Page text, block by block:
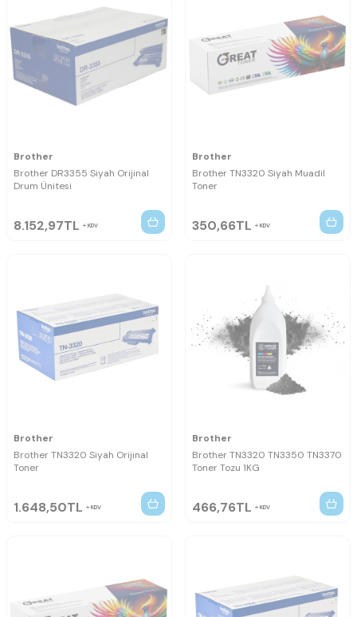
Brother
Brother DR3355 Siyah Orijinal
Drum Ünitesi
8.152,97TL KDV
Brother
Brother TN3320 Siyah Muadil
Toner
350,66TL KDV
Brother
Brother TN3320 Siyah Orijinal
Toner
1.648,50TL KDV
Brother
Brother TN3320 TN3350 TN3370
Toner Tozu 1KG
466,76TL KDV